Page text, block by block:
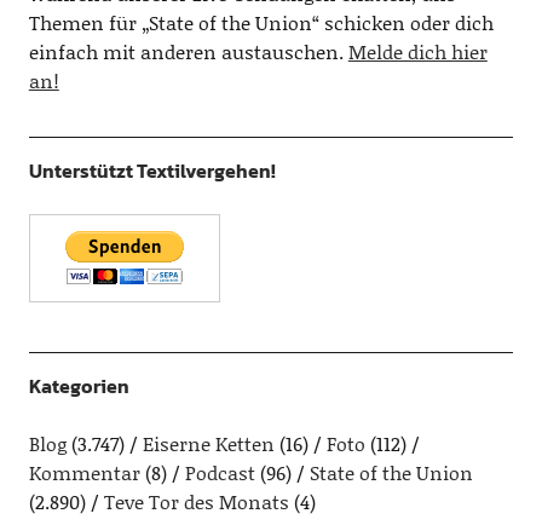
Themen für „State of the Union“ schicken oder dich
einfach mit anderen austauschen.Melde dich hier
an!
Unterstützt Textilvergehen!
Kategorien
Blog(3.747) Eiserne Ketten (16) Foto (112)
Kommentar(8) Podcast(96)
State of the Union
(2.890)
Teve Tor des Monats (4)